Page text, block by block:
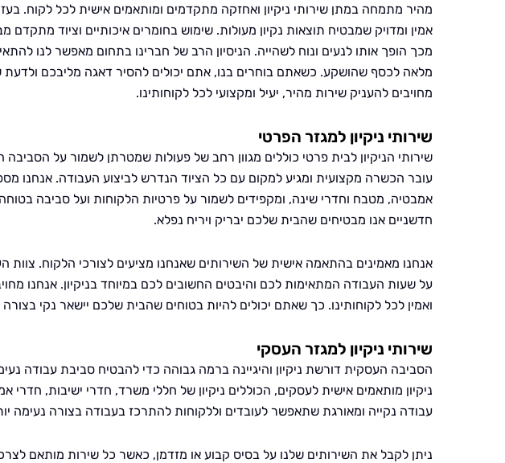
מהיר מתמחה במתן שירותי ניקיון ואחזקה מתקדמים ומותאמים אישית לכל לקוח.
אמין ומדויק שמבטיח תוצאות נקיון מעולות. שימוש בחומרים איכותיים וציוד
מכך הופך אותו לנעים ונוח לשהייה. הניסיון הרב של חברינו בתחום מאפשר לנו
מלאה לכסף שהושקע. כשאתם בוחרים בנו, אתם יכולים להסיר דאגה מליבכם ולדעת
מחויבים להעניק שירות מהיר, יעיל ומקצועי לכל לקוחותינו.
שירותי ניקיון למגזר הפרטי
שירותי הניקיון לבית פרטי כוללים מגוון רחב של פעולות שמטרתן לשמור על הסביבה
עובר הכשרה מקצועית ומגיע למקום עם כל הציוד הנדרש לביצוע העבודה. אנחנו
אמבטיה, מטבח וחדרי שינה, ומקפידים לשמור על פרטיות הלקוחות ועל סביבה
חדשניים אנו מבטיחים שהבית שלכם יבריק ויריח נפלא.
אנחנו מאמינים בהתאמה אישית של השירותים שאנחנו מציעים לצורכי הלקוח.
על שעות העבודה המתאימות לכם והיבטים החשובים לכם במיוחד בניקיון. אנחנו
ואמין לכל לקוחותינו. כך שאתם יכולים להיות בטוחים שהבית שלכם יישאר נקי
שירותי ניקיון למגזר העסקי
הסביבה העסקית דורשת ניקיון והיגיינה ברמה גבוהה כדי להבטיח סביבת עבודה
ניקיון מותאמים אישית לעסקים, הכוללים ניקיון של חללי משרד, חדרי ישיבות,
עבודה נקייה ומאורגת שתאפשר לעובדים וללקוחות להתרכז בעבודה בצורה נעימה
ניתן לקבל את השירותים שלנו על בסיס קבוע או מזדמן, כאשר כל שירות מותאם